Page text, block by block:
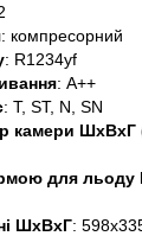
: компресорний
: R1234yf
: А++
: T, ST, N, SN
камери ШхВхГ
для льоду
ШхВхГ: